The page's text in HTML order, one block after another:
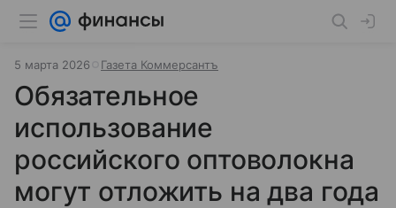
5 марта 2026 Газета Коммерсантъ
Обязательное
использование
российского оптоволокна
могут отложить на два года